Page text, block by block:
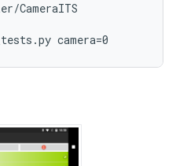
CameraITS
camera=0